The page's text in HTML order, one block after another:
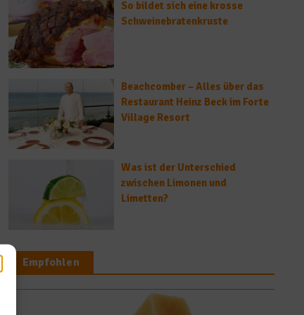
So bildet sich eine krosse
Schweinebratenkruste
Beachcomber – Alles über das
Restaurant Heinz Beck im Forte
Village Resort
Was ist der Unterschied
zwischen Limonen und
Limetten?
Empfohlen